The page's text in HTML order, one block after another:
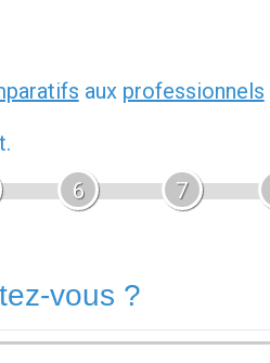
aux professionnels
6 7
vous ?